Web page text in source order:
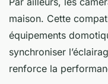
maison. Cette
équipements
synchroniser
renforce la